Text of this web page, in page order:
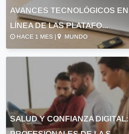
AVANCES TECNOLÓGICOS
LÍNEA DE LAS PLATAFO...
HACE 1 MES | MUNDO
SALUD Y CONFIANZA